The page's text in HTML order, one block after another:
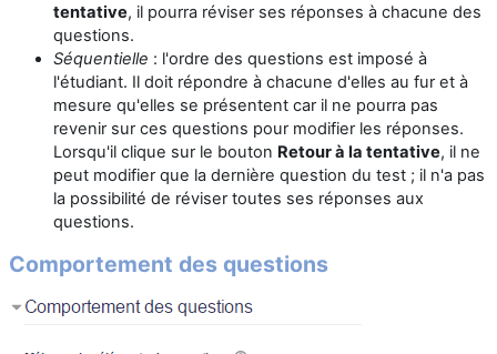
tentative, il pourra réviser ses réponses à chacune des
questions.
Séquentielle : l'ordre des questions est imposé à
l'étudiant. Il doit répondre à chacune d'elles au fur et à
mesure qu'elles se présentent car il ne pourra pas
revenir sur ces questions pour modifier les réponses.
Lorsqu'il clique sur le bouton Retour à la tentative, il ne
peut modifier que la dernière question du test ; il n'a pas
la possibilité de réviser toutes ses réponses aux
questions.
Comportement des questions